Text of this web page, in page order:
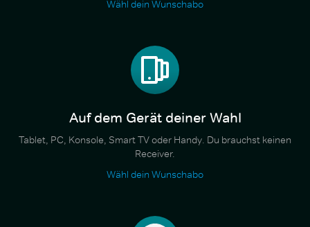
Wähl dein Wunschabo
Auf dem Gerät deiner Wahl
Tablet, PC, Konsole, Smart TV oder Handy. Du brauchst keinen
Receiver.
Wähl dein Wunschabo